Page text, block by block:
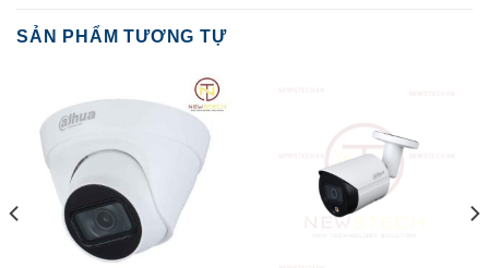
SẢN PHẨM TƯƠNG TỰ